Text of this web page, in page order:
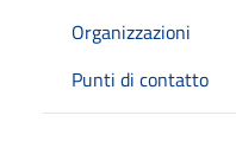
Organizzazioni
Punti di contatto